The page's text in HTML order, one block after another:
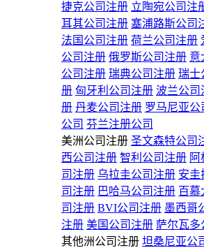
捷克公司注册 立陶宛公司注
耳其公司注册 塞浦路斯公司
法国公司注册 荷兰公司注册
公司注册 俄罗斯公司注册 意
公司注册 瑞典公司注册 瑞士
册 匈牙利公司注册 波兰公司
册 丹麦公司注册 罗马尼亚公
公司 芬兰注册公司
美洲公司注册 圣文森特公司
西公司注册 智利公司注册
司注册 乌拉圭公司注册 安圭
司注册 巴哈马公司注册 百慕
司注册 BVI公司注册 墨西哥
注册 美国公司注册 萨尔瓦多
其他洲公司注册 坦桑尼亚公